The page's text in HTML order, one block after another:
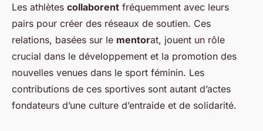
Les athlètes collaborent fréquemment avec leurs
pairs pour créer des réseaux de soutien. Ces
relations, basées sur le mentorat, jouent un rôle
crucial dans le développement et la promotion des
nouvelles venues dans le sport féminin. Les
contributions de ces sportives sont autant d’actes
fondateurs d’une culture d’entraide et de solidarité.